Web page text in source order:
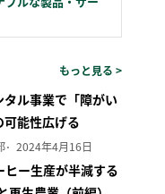
もっと見る >
タル事業で「障がい
能性広げる
2024年4月16日
ヒー生産が半減する